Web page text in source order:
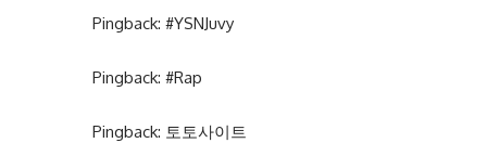
Pingback: #YSNJuvy
Pingback: #Rap
Pingback: 토토사이트